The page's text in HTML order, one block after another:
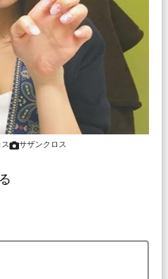
サザンクロス